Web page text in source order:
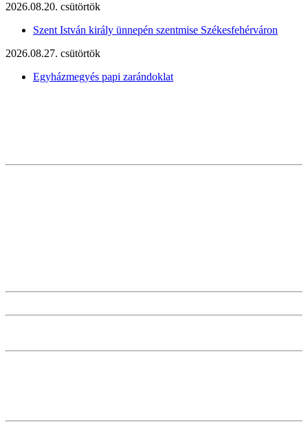
2026.08.20. csütörtök
Szent István király ünnepén szentmise Székesfehérváron
2026.08.27. csütörtök
Egyházmegyés papi zarándoklat